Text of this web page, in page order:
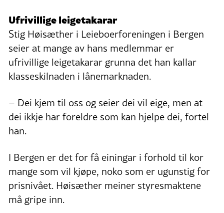
Ufrivillige leigetakarar
Stig Høisæther i Leieboerforeningen i Bergen
seier at mange av hans medlemmar er
ufrivillige leigetakarar grunna det han kallar
klasseskilnaden i lånemarknaden.
– Dei kjem til oss og seier dei vil eige, men at
dei ikkje har foreldre som kan hjelpe dei, fortel
han.
I Bergen er det for få einingar i forhold til kor
mange som vil kjøpe, noko som er ugunstig for
prisnivået. Høisæther meiner styresmaktene
må gripe inn.